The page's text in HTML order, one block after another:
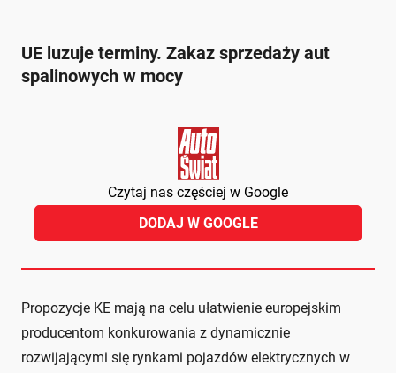
UE luzuje terminy. Zakaz sprzedaży aut
spalinowych w mocy
Czytaj nas częściej w Google
DODAJ W GOOGLE
Propozycje KE mają na celu ułatwienie europejskim
producentom konkurowania z dynamicznie
rozwijającymi się rynkami pojazdów elektrycznych w